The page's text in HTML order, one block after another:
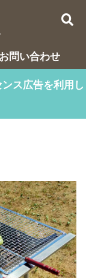
お問い合わせ
ス広告を利用し